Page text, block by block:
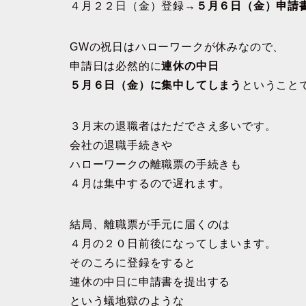
４月２２日（金）登録→ ５月６日（金）申請
GWの祝日はハローワークが休みなので、
申請日は必然的に連休の中日
５月６日（金）に集中してしまう ということ
３月末の退職者はただでさえ多いです。
会社の退職手続きや
ハローワークの離職票の手続きも
４月は集中するので遅れます。
結局、離職票が手元に届くのは
４月の２０日前後になってしまいます。
そのころに登録をすると
連休の中日に申請書を提出する
という蟻地獄のような